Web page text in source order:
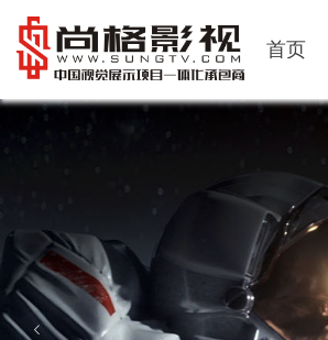
首页